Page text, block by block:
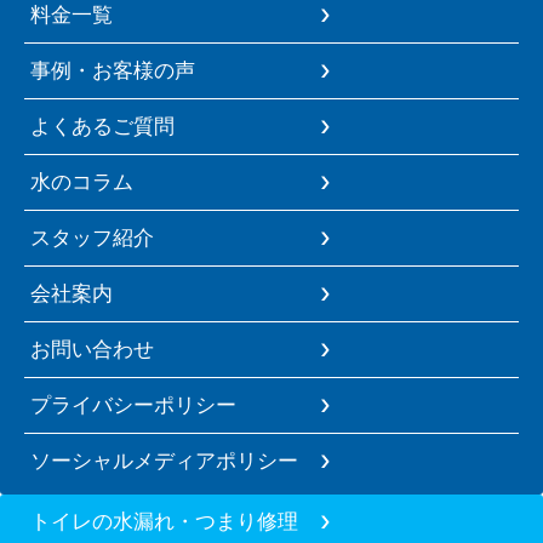
料金一覧
事例・お客様の声
よくあるご質問
水のコラム
スタッフ紹介
会社案内
お問い合わせ
プライバシーポリシー
ソーシャルメディアポリシー
トイレの水漏れ・つまり修理